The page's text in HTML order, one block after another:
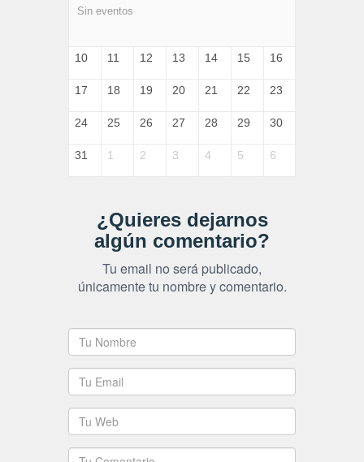
Sin eventos
10 11 12 13 14 15 16
17 18 19 20 21 22 23
24 25 26 27 28 29 30
31 1 2 3 4 5 6
¿Quieres dejarnos
algún comentario?
Tu email no será publicado,
únicamente tu nombre y comentario.